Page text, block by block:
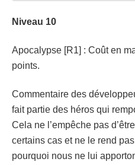
Niveau 10
Apocalypse [R1] : Coût en
points.
Commentaire des
fait partie des héros qui
Cela ne l’empêche pas
certains cas et ne le rend
pourquoi nous ne lui